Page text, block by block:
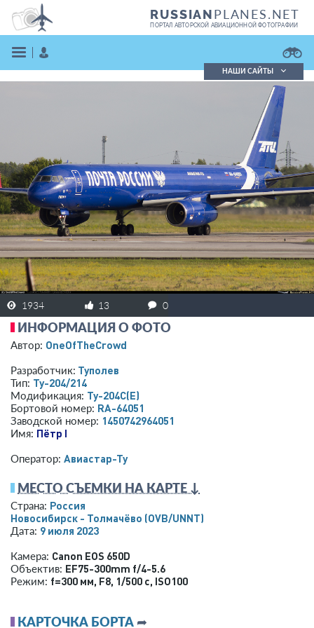
RUSSIANPLANES.NET
ПОРТАЛ АВТОРСКОЙ АВИАЦИОННОЙ ФОТОГРАФИИ
ЗАРЕГИСТРИРОВАТЬСЯ
НАШИ САЙТЫ
1934 13 0
ИНФОРМАЦИЯ О ФОТО
Автор: OneOfTheCrowd
Разработчик: Туполев
Тип: Ту-204/214
Модификация: Ту-204С(Е)
Бортовой номер: RA-64051
Заводской номер: 1450742964051
Имя: Пётр I
Оператор: Авиастар-Ту
МЕСТО СЪЕМКИ НА КАРТЕ ↓
Страна: Россия
Новосибирск - Толмачёво (OVB/UNNT)
Дата: 9 июля 2023
Камера: Canon EOS 650D
Объектив: EF75-300mm f/4-5.6
Режим: f=300 мм, F8, 1/500 с, ISO100
КАРТОЧКА БОРТА ➦